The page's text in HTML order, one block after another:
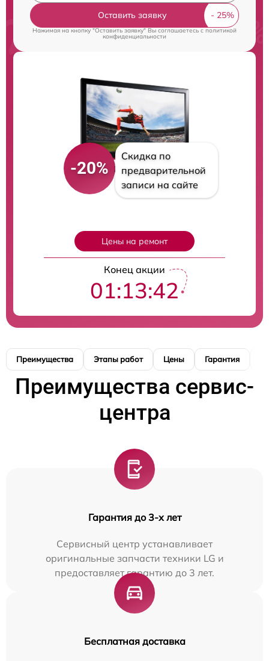
Оставить заявку
Нажимая на кнопку "Оставить заявку" Вы соглашаетесь cполитикой
конфиденциальности
-20%
Скидка по
предварительной
записи на сайте
Цены на ремонт
Конец акции
01:13:41
Преимущества Этапы работ Цены Гарантия
Преимущества сервис-
центра
Гарантия до 3-х лет
Сервисный центр устанавливает
оригинальные запчасти техники LG и
предоставляет гарантию до 3 лет.
Бесплатная доставка